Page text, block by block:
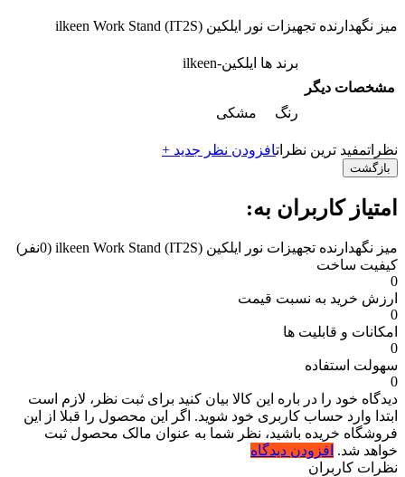
میز نگهدارنده تجهیزات نور ایلکین (ilkeen Work Stand (IT2S
مشخصات دیگر
برند ها ایلکین-ilkeen
رنگ مشکی
نظراتمفید ترین نظراتافزودن نظر جدید +
بازگشت
امتیاز کاربران به:
میز نگهدارنده تجهیزات نور ایلکین (ilkeen Work Stand (IT2S
(0نفر)
کیفیت ساخت
0
ارزش خرید به نسبت قیمت
0
امکانات و قابلیت ها
0
سهولت استفاده
0
دیدگاه خود را در باره این کالا بیان کنید برای ثبت نظر، لازم است
ابتدا وارد حساب کاربری خود شوید. اگر این محصول را قبلا از این
فروشگاه خریده باشید، نظر شما به عنوان مالک محصول ثبت
خواهد شد. افزودن دیدگاه
نظرات کاربران